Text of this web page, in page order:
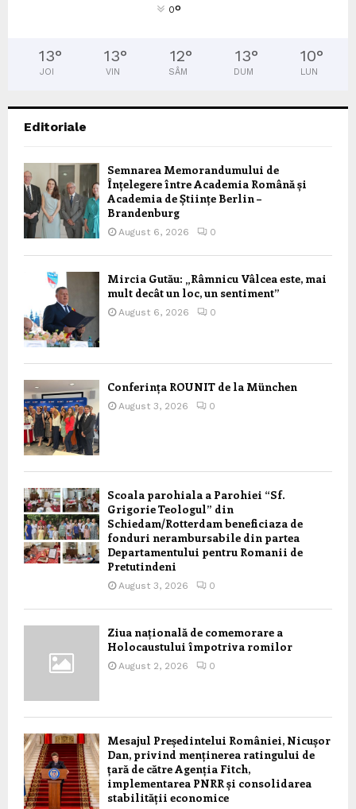
0°
13°
JOI
13°
VIN
12°
SÂM
13°
DUM
10°
LUN
Editoriale
Semnarea Memorandumului de
Înțelegere între Academia Română și
Academia de Științe Berlin –
Brandenburg
August 6, 2026 0
Mircia Gutău: „Râmnicu Vâlcea este, mai
mult decât un loc, un sentiment”
August 6, 2026 0
Conferința ROUNIT de la München
August 3, 2026 0
Scoala parohiala a Parohiei “Sf.
Grigorie Teologul” din
Schiedam/Rotterdam beneficiaza de
fonduri nerambursabile din partea
Departamentului pentru Romanii de
Pretutindeni
August 3, 2026 0
Ziua națională de comemorare a
Holocaustului împotriva romilor
August 2, 2026 0
Mesajul Președintelui României, Nicușor
Dan, privind menținerea ratingului de
țară de către Agenția Fitch,
implementarea PNRR și consolidarea
stabilității economice